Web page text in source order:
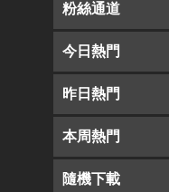
粉絲通道
今日熱門
昨日熱門
本周熱門
隨機下載